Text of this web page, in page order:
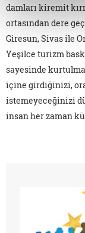
damları kiremit
ortasından dere
Giresun, Sivas ile
Yeşilce turizm
sayesinde
içine girdiğinizi,
istemeyeceğinizi
insan her zaman